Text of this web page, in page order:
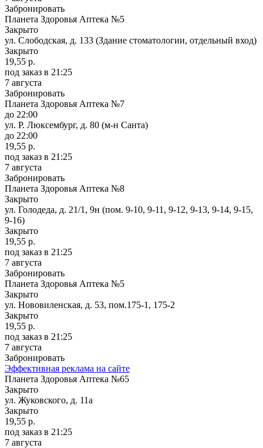
Забронировать
Планета Здоровья Аптека №5
Закрыто
ул. Слободская, д. 133 (Здание стоматологии, отдельный вход)
Закрыто
19,55 р.
под заказ в 21:25
7 августа
Забронировать
Планета Здоровья Аптека №7
до 22:00
ул. Р. Люксембург, д. 80 (м-н Санта)
до 22:00
19,55 р.
под заказ в 21:25
7 августа
Забронировать
Планета Здоровья Аптека №8
Закрыто
ул. Голодеда, д. 21/1, 9н (пом. 9-10, 9-11, 9-12, 9-13, 9-14, 9-15,
9-16)
Закрыто
19,55 р.
под заказ в 21:25
7 августа
Забронировать
Планета Здоровья Аптека №5
Закрыто
ул. Нововиленская, д. 53, пом.175-1, 175-2
Закрыто
19,55 р.
под заказ в 21:25
7 августа
Забронировать
Эффективная реклама на сайте
Планета Здоровья Аптека №65
Закрыто
ул. Жуковского, д. 11а
Закрыто
19,55 р.
под заказ в 21:25
7 августа